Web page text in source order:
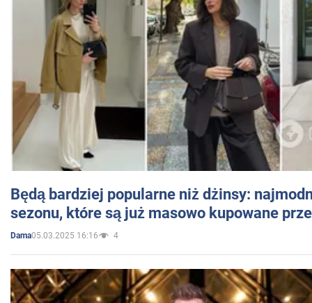
Będą bardziej popularne niż dżinsy:
sezonu, które są już masowo kupowane
Dama05.03.2025 16:16 4